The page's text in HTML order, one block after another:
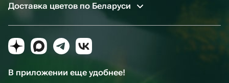
Доставка цветов по Беларуси
В приложении еще удобнее!